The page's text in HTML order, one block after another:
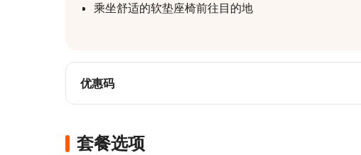
乘坐舒适的软垫座椅前往目的地
优惠码
套餐选项